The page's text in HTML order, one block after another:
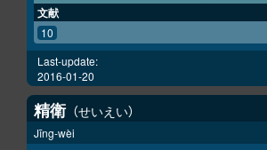
LINK
文献
10
Last-update:
2016-01-20
精衛 せいえい
Jīng-wèi